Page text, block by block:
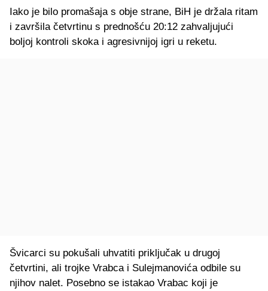
Iako je bilo promašaja s obje strane, BiH je držala ritam
i završila četvrtinu s prednošću 20:12 zahvaljujući
boljoj kontroli skoka i agresivnijoj igri u reketu.
Švicarci su pokušali uhvatiti priključak u drugoj
četvrtini, ali trojke Vrabca i Sulejmanovića odbile su
njihov nalet. Posebno se istakao Vrabac koji je